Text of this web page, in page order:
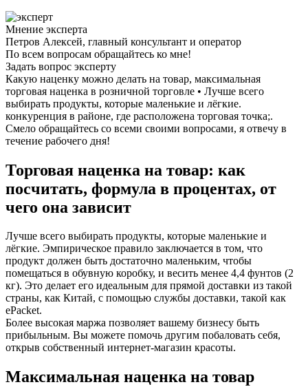
Мнение эксперта
Петров Алексей, главный консультант и оператор
По всем вопросам обращайтесь ко мне!
Задать вопрос эксперту
Какую наценку можно делать на товар, максимальная
торговая наценка в розничной торговле • Лучше всего
выбирать продукты, которые маленькие и лёгкие.
конкуренция в районе, где расположена торговая точка;.
Смело обращайтесь со всеми своими вопросами, я отвечу в
течение рабочего дня!
Торговая наценка на товар: как
посчитать, формула в процентах, от
чего она зависит
Лучше всего выбирать продукты, которые маленькие и
лёгкие. Эмпирическое правило заключается в том, что
продукт должен быть достаточно маленьким, чтобы
помещаться в обувную коробку, и весить менее 4,4 фунтов (2
кг). Это делает его идеальным для прямой доставки из такой
страны, как Китай, с помощью службы доставки, такой как
ePacket.
Более высокая маржа позволяет вашему бизнесу быть
прибыльным. Вы можете помочь другим побаловать себя,
открыв собственный интернет-магазин красоты.
Максимальная наценка на товар